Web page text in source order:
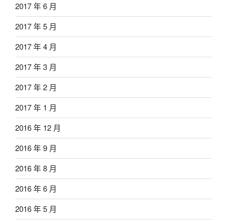
2017 年 6 月
2017 年 5 月
2017 年 4 月
2017 年 3 月
2017 年 2 月
2017 年 1 月
2016 年 12 月
2016 年 9 月
2016 年 8 月
2016 年 6 月
2016 年 5 月